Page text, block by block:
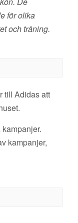
för olika
och träning.
till Adidas att
kampanjer,